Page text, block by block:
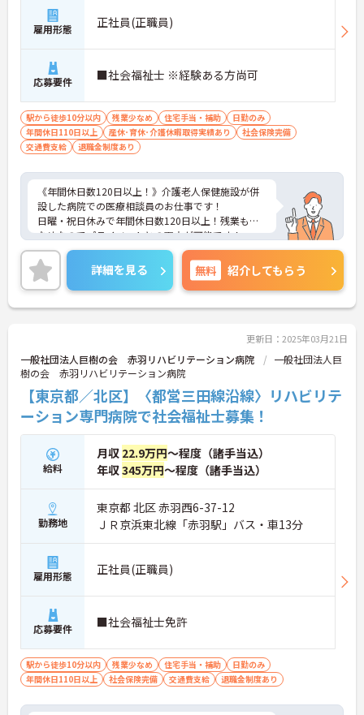
雇用形態 正社員(正職員)
応募要件 ■社会福祉士 ※経験ある方尚可
駅から徒歩10分以内 残業少なめ 住宅手当・補助
日勤のみ
年間休日110日以上
産休･育休･介護休暇取得実績あり
社会保険完備
交通費支給
退職金制度あり
《年間休日数120日以上！》介護老人保健施設が併
設した病院での医療相談員のお仕事です！
日曜・祝日休みで年間休日数120日以上！残業も少
なめなのでプライベートとの両立が可能です！
ご興味ある方には、面接のポイントなど、さらに詳
細をお話致しますのでお気軽にご相談ください。
詳細を見る 無料 紹介してもらう
更新日：2025年03月21日
一般社団法人巨樹の会 赤羽リハビリテーション病院
一般社団法人巨
樹の会 赤羽リハビリテーション病院
【東京都／北区】〈都営三田線沿線〉リハビリテ
ーション専門病院で社会福祉士募集！
給料
月収 22.9万円～程度（諸手当込）
年収345万円～程度（諸手当込）
勤務地
東京都 北区 赤羽西6-37-12
ＪＲ京浜東北線「赤羽駅」バス・車13分
雇用形態 正社員(正職員)
応募要件 ■社会福祉士免許
駅から徒歩10分以内 残業少なめ 住宅手当・補助
日勤のみ
年間休日110日以上
社会保険完備 交通費支給 退職金制度あり